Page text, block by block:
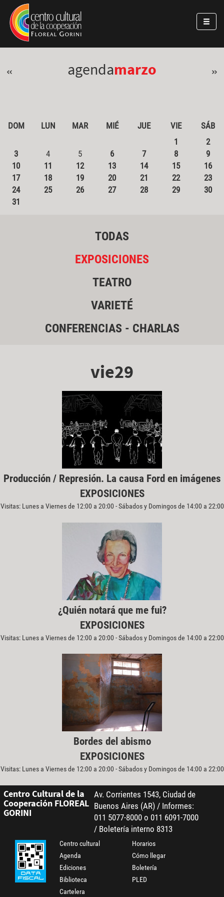
Pasar al contenido principal
Jump to main content
« agendamarzo »
DOM LUN MAR MIÉ JUE VIE
SÁB
1
2
3
4 5 6 7 8
9
10
11 12 13 14 15
16
17
18 19 20 21 22
23
24
25 26 27 28 29
30
31
TODAS
EXPOSICIONES
TEATRO
VARIETÉ
CONFERENCIAS - CHARLAS
vie29
Producción / Represión. La causa Ford en imágenes
EXPOSICIONES
Visitas: Lunes a Viernes de 12:00 a 20:00 - Sábados y Domingos de 14:00 a 22:00
¿Quién notará que me fui?
EXPOSICIONES
Visitas: Lunes a Viernes de 12:00 a 20:00 - Sábados y Domingos de 14:00 a 22:00
Bordes del abismo
EXPOSICIONES
Visitas: Lunes a Viernes de 12:00 a 20:00 - Sábados y Domingos de 14:00 a 22:00
Centro Cultural de la
Cooperación FLOREAL
GORINI
Av. Corrientes 1543, Ciudad de
Buenos Aires (AR) / Informes:
011 5077-8000 o 011 6091-7000
/ Boletería interno 8313
Centro cultural
Agenda
Ediciones
Biblioteca
Cartelera
Horarios
Cómo llegar
Boletería
PLED